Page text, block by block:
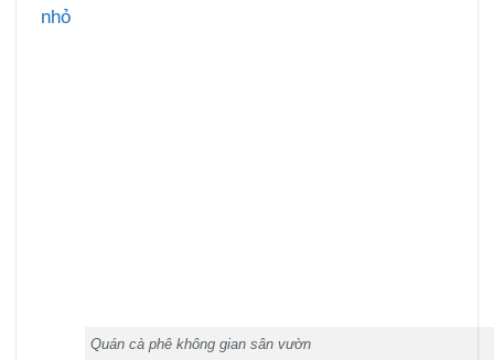
nhỏ
Quán cà phê không gian sân vườn